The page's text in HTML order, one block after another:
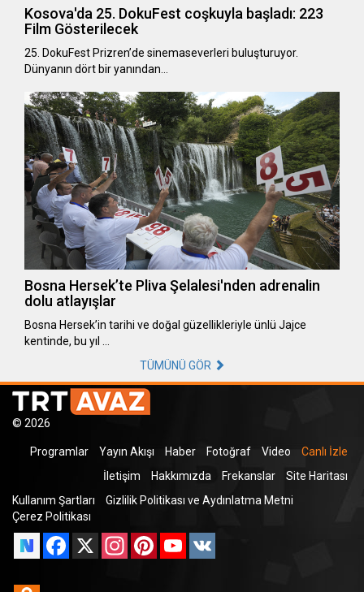
Kosova'da 25. DokuFest coşkuyla başladı: 223
Film Gösterilecek
25. DokuFest Prizren’de sinemaseverleri buluşturuyor.
Dünyanın dört bir yanından…
Bosna Hersek’te Pliva Şelalesi'nden adrenalin
dolu atlayışlar
Bosna Hersek’in tarihi ve doğal güzellikleriyle ünlü Jajce
kentinde, bu yıl …
TÜMÜNÜ GÖR
© 2026
Programlar Yayın Akışı Haber Fotoğraf Video
Canlı İzle
İletişim
Hakkımızda Frekanslar
Site Haritası
Kullanım Şartları
Gizlilik Politikası ve Aydınlatma Metni
Çerez Politikası
Facebook
X InstagramPinterestYouTube